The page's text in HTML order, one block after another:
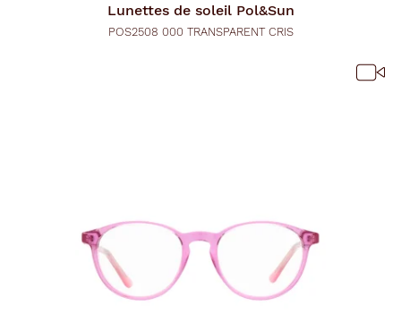
Lunettes de soleil Pol&Sun
POS2508 000 TRANSPARENT CRIS